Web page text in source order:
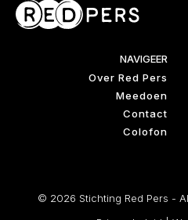
NAVIGEER
Over Red Pers
Meedoen
Contact
Colofon
© 2026 Stichting Red Pers -